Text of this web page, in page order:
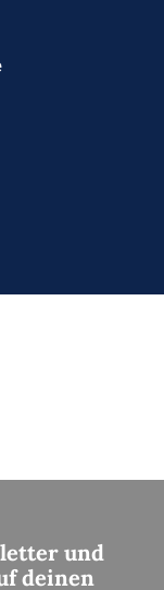
und
deinen